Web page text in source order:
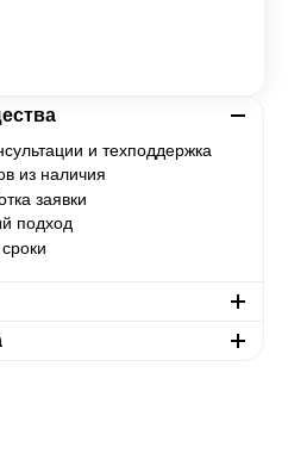
и техподдержка
из наличия
заявки
подход